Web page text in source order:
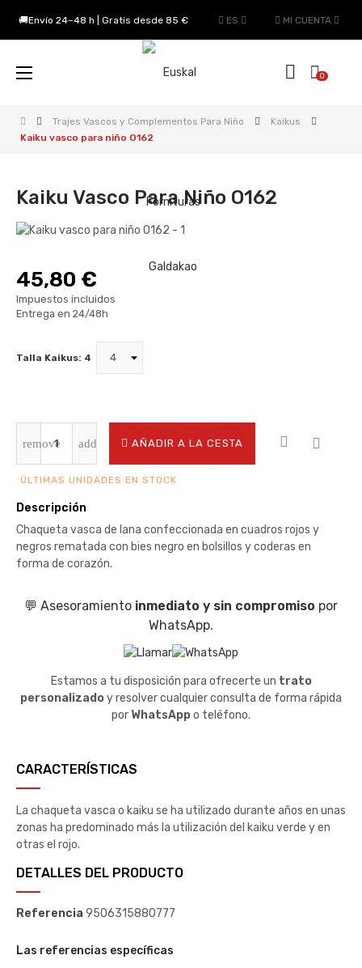
🚚Envío 24–48 h | Gratis desde 85 € ES MI CUENTA
Navegación
☰ 0
Trajes Vascos y Complementos Para Niño
Kaikus
Kaiku vasco para niño O162
Kaiku Vasco Para Niño O162
45,80 €
Impuestos incluidos
Entrega en 24/48h
Talla Kaikus: 4
AÑADIR A LA CESTA
ÚLTIMAS UNIDADES EN STOCK
Descripción
Chaqueta vasca de lana confeccionada en cuadros rojos y
negros rematada con bies negro en bolsillos y coderas en
forma de corazón.
💬 Asesoramiento inmediato y sin compromiso por
WhatsApp.
Estamos a tu disposición para ofrecerte un trato
personalizadoy resolver cualquier consulta de forma rápida
por WhatsAppo teléfono.
CARACTERÍSTICAS
La chaqueta vasca o kaiku se ha utilizado durante años en unas
zonas ha predominado más la utilización del kaiku verde y en
otras el rojo.
DETALLES DEL PRODUCTO
Referencia 9506315880777
Las referencias específicas